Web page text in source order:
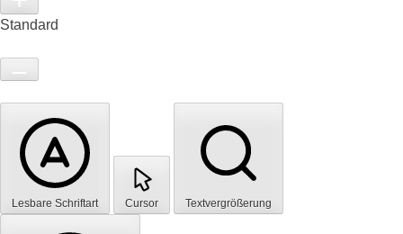
Standard
Lesbare Schriftart Cursor Textvergrößerung